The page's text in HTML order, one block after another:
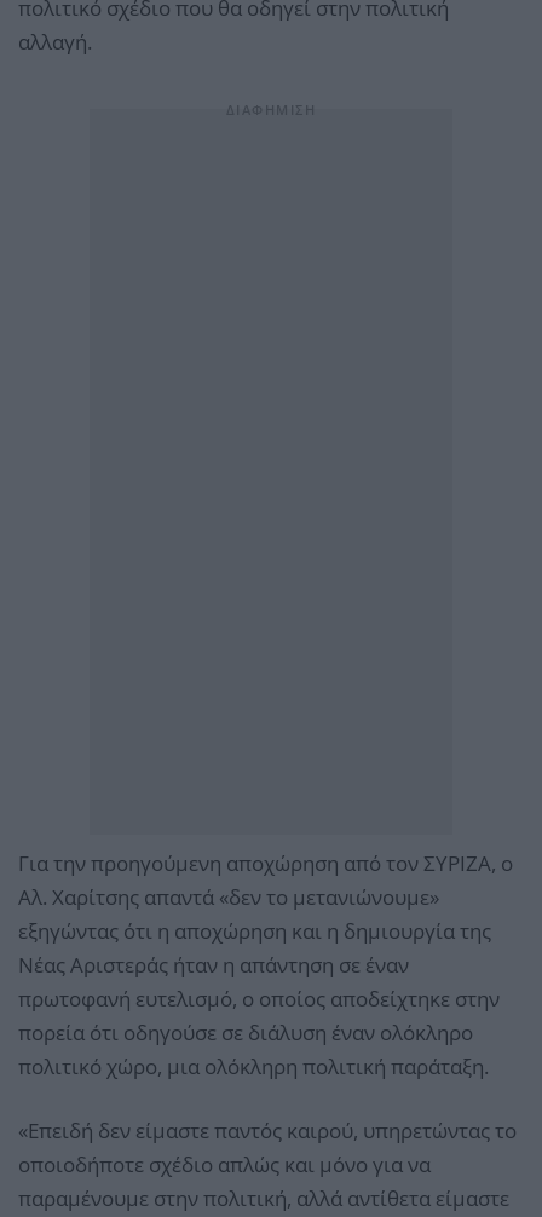
πολιτικό σχέδιο που θα οδηγεί στην πολιτική
αλλαγή.
Για την προηγούμενη αποχώρηση από τον ΣΥΡΙΖΑ, ο
Αλ. Χαρίτσης απαντά «δεν το μετανιώνουμε»
εξηγώντας ότι η αποχώρηση και η δημιουργία της
Νέας Αριστεράς ήταν η απάντηση σε έναν
πρωτοφανή ευτελισμό, ο οποίος αποδείχτηκε στην
πορεία ότι οδηγούσε σε διάλυση έναν ολόκληρο
πολιτικό χώρο, μια ολόκληρη πολιτική παράταξη.
«Επειδή δεν είμαστε παντός καιρού, υπηρετώντας το
οποιοδήποτε σχέδιο απλώς και μόνο για να
παραμένουμε στην πολιτική, αλλά αντίθετα είμαστε